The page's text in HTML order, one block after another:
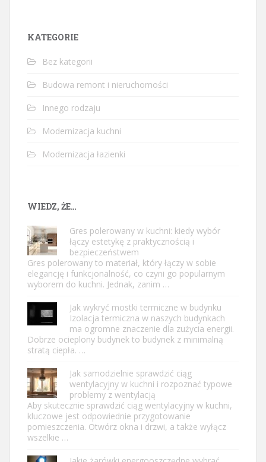
KATEGORIE
Bez kategorii
Budowa remont i nieruchomości
Innego rodzaju
Modernizacja kuchni
Modernizacja łazienki
WIEDZ, ŻE…
Gres polerowany w kuchni: kiedy wybór
łączy estetykę z praktycznością i
bezpieczeństwem
Gres polerowany to materiał, który łączy w sobie
elegancję i funkcjonalność, co czyni go popularnym
wyborem do kuchni. Jednak, zanim …
Jak wykryć mostki termiczne w budynku
Izolacja termiczna w naszych budynkach
ma ogromne znaczenie dla zużycia energii.
Dobrze ocieplony budynek to budynek z minimalną
stratą ciepła. …
Jak samodzielnie sprawdzić ciąg
wentylacyjny w kuchni i rozpoznać typowe
problemy z wentylacją
Aby skutecznie sprawdzić ciąg wentylacyjny w kuchni,
kluczowe jest odpowiednie przygotowanie
pomieszczenia. Otwórz okna i drzwi, a także wyłącz
wszelkie …